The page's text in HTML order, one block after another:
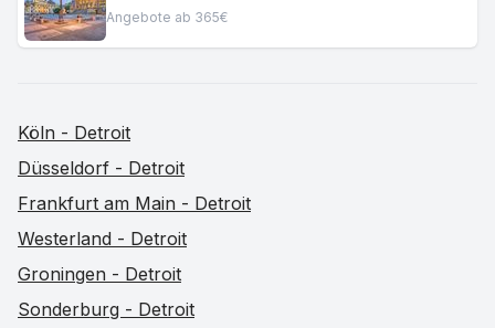
Angebote ab 365€
Köln - Detroit
Düsseldorf - Detroit
Frankfurt am Main - Detroit
Westerland - Detroit
Groningen - Detroit
Sonderburg - Detroit